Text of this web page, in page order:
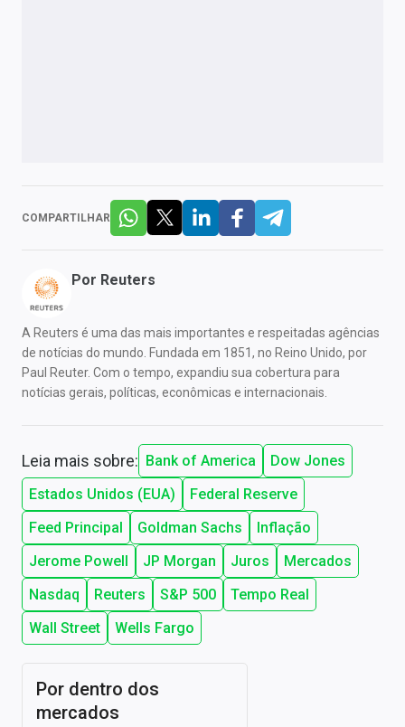
COMPARTILHAR
Por Reuters
A Reuters é uma das mais importantes e respeitadas agências
de notícias do mundo. Fundada em 1851, no Reino Unido, por
Paul Reuter. Com o tempo, expandiu sua cobertura para
notícias gerais, políticas, econômicas e internacionais.
Leia mais sobre: Bank of America
Dow Jones
Estados Unidos (EUA)
Federal Reserve
Feed Principal
Goldman Sachs
Inflação
Jerome Powell
JP Morgan Juros
Mercados
Nasdaq
Reuters S&P 500
Tempo Real
Wall Street
Wells Fargo
Por dentro dos
mercados